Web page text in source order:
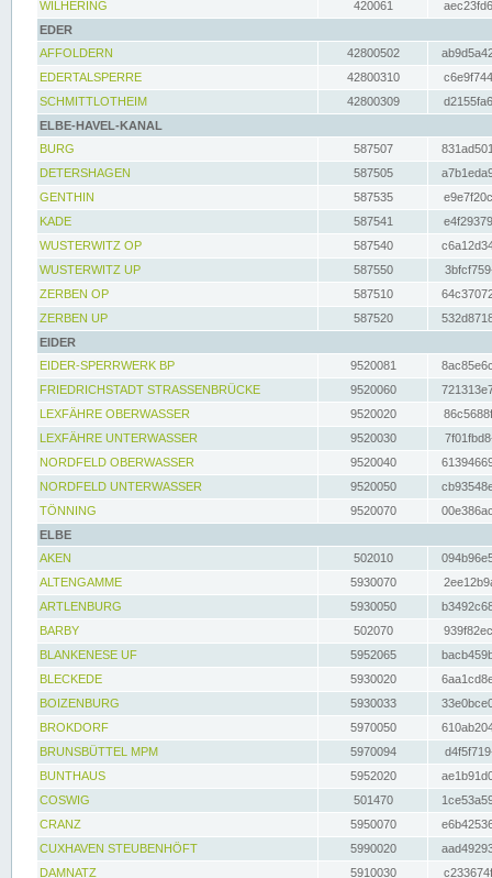
WILHERING
420061
EDER
AFFOLDERN
42800502
EDERTALSPERRE
42800310
SCHMITTLOTHEIM
42800309
ELBE-HAVEL-KANAL
BURG
587507
DETERSHAGEN
587505
GENTHIN
587535
KADE
587541
WUSTERWITZ OP
587540
WUSTERWITZ UP
587550
ZERBEN OP
587510
ZERBEN UP
587520
EIDER
EIDER-SPERRWERK BP
9520081
FRIEDRICHSTADT STRASSENBRÜCKE
9520060
LEXFÄHRE OBERWASSER
9520020
LEXFÄHRE UNTERWASSER
9520030
NORDFELD OBERWASSER
9520040
NORDFELD UNTERWASSER
9520050
TÖNNING
9520070
ELBE
AKEN
502010
ALTENGAMME
5930070
ARTLENBURG
5930050
BARBY
502070
BLANKENESE UF
5952065
BLECKEDE
5930020
BOIZENBURG
5930033
BROKDORF
5970050
BRUNSBÜTTEL MPM
5970094
BUNTHAUS
5952020
COSWIG
501470
CRANZ
5950070
CUXHAVEN STEUBENHÖFT
5990020
DAMNATZ
5910030